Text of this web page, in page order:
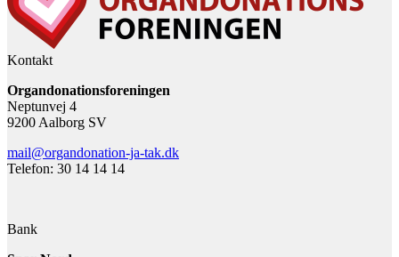
Kontakt
Organdonationsforeningen
Neptunvej 4
9200 Aalborg SV
mail@organdonation-ja-tak.dk
Telefon: 30 14 14 14
Bank